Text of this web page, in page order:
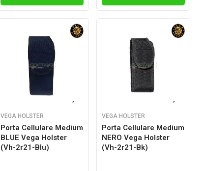
VEGA HOLSTER
Porta Cellulare Medium
BLUE Vega Holster
(vh-2r21-Blu)
VEGA HOLSTER
Porta Cellulare Medium
NERO Vega Holster
(vh-2r21-Bk)